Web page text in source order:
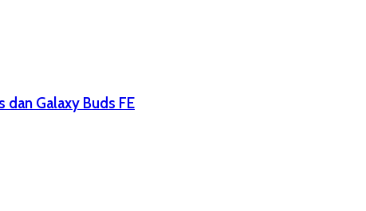
dan Galaxy Buds FE